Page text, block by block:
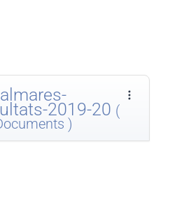
2019-20 (
)